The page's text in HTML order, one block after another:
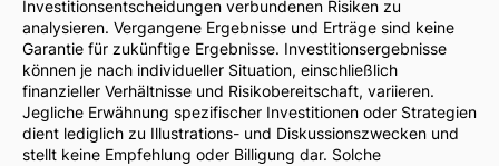
Investitionsentscheidungen verbundenen Risiken zu
analysieren. Vergangene Ergebnisse und Erträge sind keine
Garantie für zukünftige Ergebnisse. Investitionsergebnisse
können je nach individueller Situation, einschließlich
finanzieller Verhältnisse und Risikobereitschaft, variieren.
Jegliche Erwähnung spezifischer Investitionen oder Strategien
dient lediglich zu Illustrations- und Diskussionszwecken und
stellt keine Empfehlung oder Billigung dar. Solche